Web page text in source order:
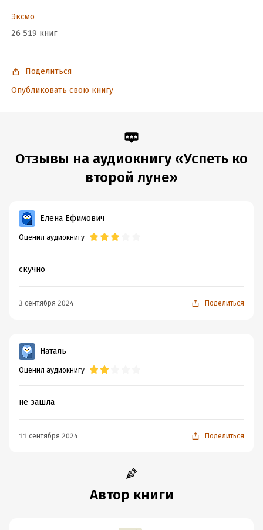
Эксмо
26 519 книг
Поделиться
Опубликовать свою книгу
Отзывы на аудиокнигу «Успеть ко
второй луне»
Елена Ефимович
Оценил аудиокнигу
скучно
3 сентября 2024 Поделиться
Наталь
Оценил аудиокнигу
не зашла
11 сентября 2024 Поделиться
Автор книги